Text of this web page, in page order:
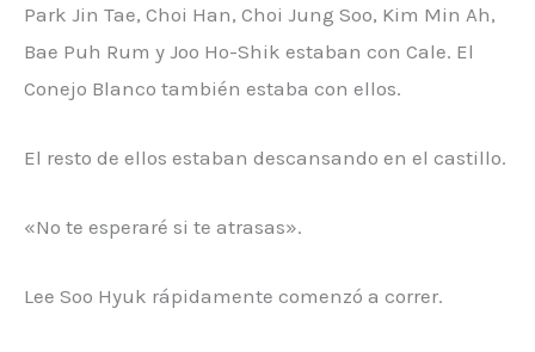
Park Jin Tae, Choi Han, Choi Jung Soo, Kim Min Ah,
Bae Puh Rum y Joo Ho-Shik estaban con Cale. El
Conejo Blanco también estaba con ellos.
El resto de ellos estaban descansando en el castillo.
«No te esperaré si te atrasas».
Lee Soo Hyuk rápidamente comenzó a correr.